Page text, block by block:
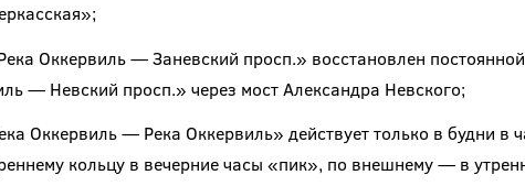
Оккервиль — Заневский просп.» восстановлен
— Невский просп.» через мост Александра Невского;
Оккервиль — Река Оккервиль» действует только в будни в
кольцу в вечерние часы «пик», по внешнему — в